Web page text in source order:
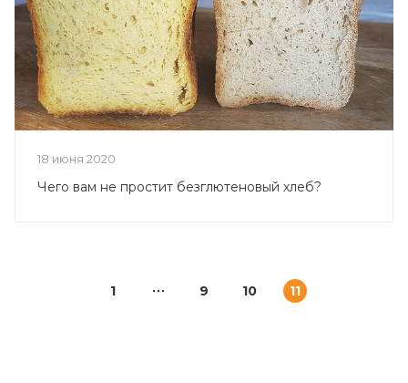
18 июня 2020
Чего вам не простит безглютеновый хлеб?
1 9 10 11